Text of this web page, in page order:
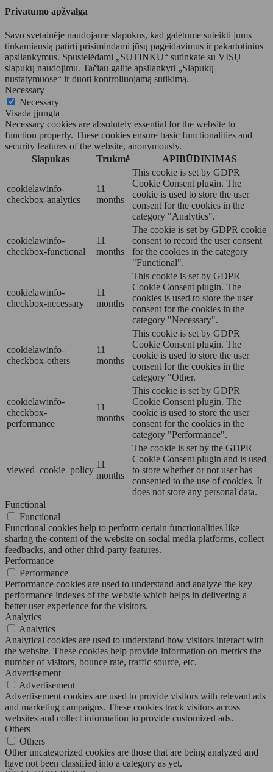
Privatumo apžvalga
Savo svetainėje naudojame slapukus, kad galėtume suteikti jums
tinkamiausią patirtį prisimindami jūsų pageidavimus ir pakartotinius
apsilankymus. Spustelėdami „SUTINKU“ sutinkate su VISŲ
slapukų naudojimu. Tačiau galite apsilankyti „Slapukų
nustatymuose“ ir duoti kontroliuojamą sutikimą.
Necessary
Necessary
Visada įjungta
Necessary cookies are absolutely essential for the website to
function properly. These cookies ensure basic functionalities and
security features of the website, anonymously.
Slapukas
Trukmė APIBŪDINIMAS
cookielawinfo-
checkbox-analytics
11
months
This cookie is set by GDPR
Cookie Consent plugin. The
cookie is used to store the user
consent for the cookies in the
category "Analytics".
cookielawinfo-
checkbox-functional
11
months
The cookie is set by GDPR cookie
consent to record the user consent
for the cookies in the category
"Functional".
cookielawinfo-
checkbox-necessary
11
months
This cookie is set by GDPR
Cookie Consent plugin. The
cookies is used to store the user
consent for the cookies in the
category "Necessary".
cookielawinfo-
checkbox-others
11
months
This cookie is set by GDPR
Cookie Consent plugin. The
cookie is used to store the user
consent for the cookies in the
category "Other.
cookielawinfo-
checkbox-
performance
11
months
This cookie is set by GDPR
Cookie Consent plugin. The
cookie is used to store the user
consent for the cookies in the
category "Performance".
viewed_cookie_policy
11
months
The cookie is set by the GDPR
Cookie Consent plugin and is used
to store whether or not user has
consented to the use of cookies. It
does not store any personal data.
Functional
Functional
Functional cookies help to perform certain functionalities like
sharing the content of the website on social media platforms, collect
feedbacks, and other third-party features.
Performance
Performance
Performance cookies are used to understand and analyze the key
performance indexes of the website which helps in delivering a
better user experience for the visitors.
Analytics
Analytics
Analytical cookies are used to understand how visitors interact with
the website. These cookies help provide information on metrics the
number of visitors, bounce rate, traffic source, etc.
Advertisement
Advertisement
Advertisement cookies are used to provide visitors with relevant ads
and marketing campaigns. These cookies track visitors across
websites and collect information to provide customized ads.
Others
Others
Other uncategorized cookies are those that are being analyzed and
have not been classified into a category as yet.